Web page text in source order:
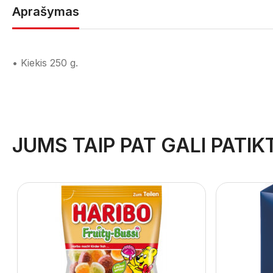
Aprašymas
• Kiekis 250 g.
JUMS TAIP PAT GALI